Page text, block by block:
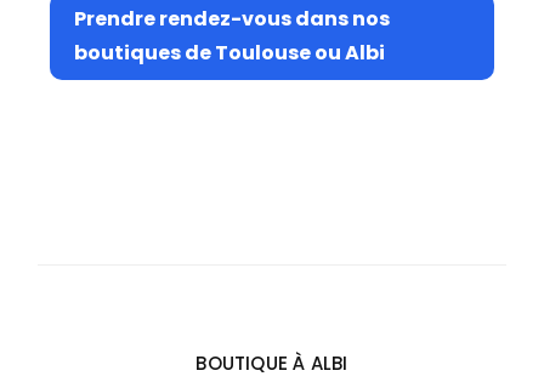
Prendre rendez-vous dans nos
boutiques de Toulouse ou Albi
BOUTIQUE À ALBI